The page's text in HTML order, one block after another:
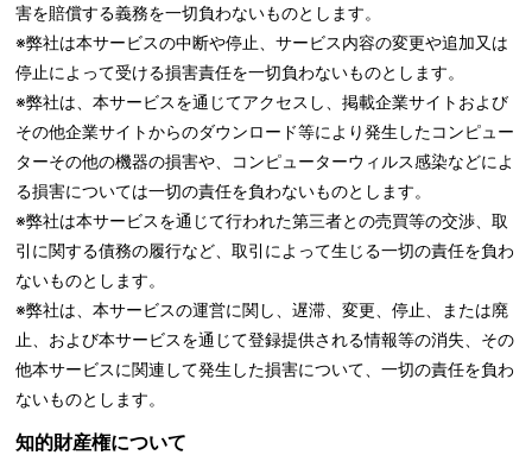
害を賠償する義務を一切負わないものとします。
※弊社は本サービスの中断や停止、サービス内容の変更や追加又は
停止によって受ける損害責任を一切負わないものとします。
※弊社は、本サービスを通じてアクセスし、掲載企業サイトおよび
その他企業サイトからのダウンロード等により発生したコンピュー
ターその他の機器の損害や、コンピューターウィルス感染などによ
る損害については一切の責任を負わないものとします。
※弊社は本サービスを通じて行われた第三者との売買等の交渉、取
引に関する債務の履行など、取引によって生じる一切の責任を負わ
ないものとします。
※弊社は、本サービスの運営に関し、遅滞、変更、停止、または廃
止、および本サービスを通じて登録提供される情報等の消失、その
他本サービスに関連して発生した損害について、一切の責任を負わ
ないものとします。
知的財産権について